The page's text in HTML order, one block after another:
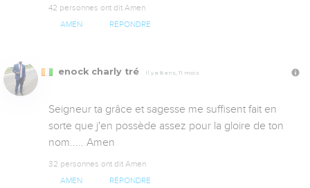
42 personnes ont dit Amen
AMEN RÉPONDRE
enock charly tré Il y a 8 ans, 11 mois
Seigneur ta grâce et sagesse me suffisent fait en
sorte que j'en possède assez pour la gloire de ton
nom..... Amen
32 personnes ont dit Amen
AMEN RÉPONDRE